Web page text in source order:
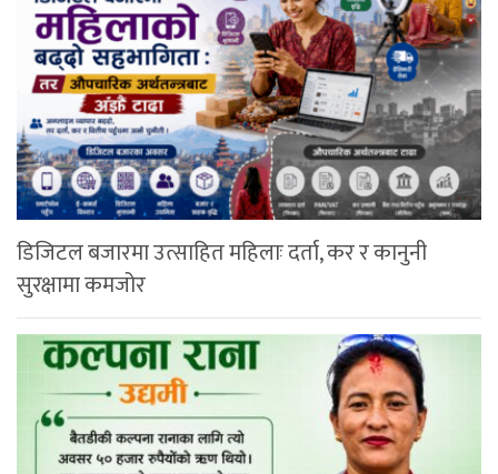
डिजिटल बजारमा उत्साहित महिलाः दर्ता, कर र कानुनी
सुरक्षामा कमजोर